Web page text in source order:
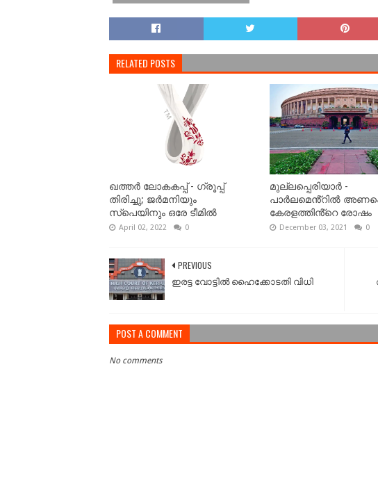
RELATED POSTS
ഖത്തര്‍ ലോകകപ്പ് - ഗ്രൂപ്പ്
തിരിച്ചു; ജര്‍മനിയും
സ്‌പെയിനും ഒരേ ടീമിൽ
April 02, 2022 0
മുല്ലപ്പെരിയാർ -
പാർലമെൻ്റിൽ
കേരളത്തിൻ്റെ രോഷം
December 03, 2021 0
PREVIOUS
ഇരട്ട വോട്ടിൽ ഹൈക്കോടതി വിധി
POST A COMMENT
No comments